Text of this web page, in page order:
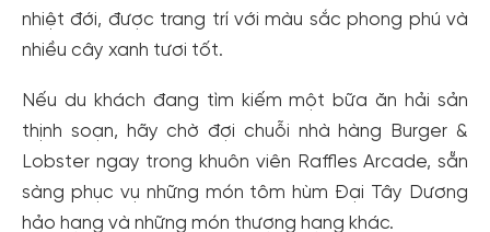
nhiệt đới, được trang trí với màu sắc phong phú và
nhiều cây xanh tươi tốt.
Nếu du khách đang tìm kiếm một bữa ăn hải sản
thịnh soạn, hãy chờ đợi chuỗi nhà hàng Burger &
Lobster ngay trong khuôn viên Raffles Arcade, sẵn
sàng phục vụ những món tôm hùm Đại Tây Dương
hảo hạng và những món thượng hạng khác.